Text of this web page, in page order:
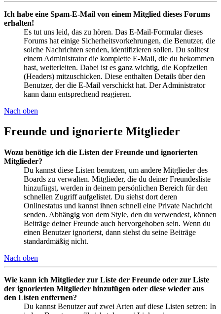
Ich habe eine Spam-E-Mail von einem Mitglied dieses Forums
erhalten!
Es tut uns leid, das zu hören. Das E-Mail-Formular dieses
Forums hat einige Sicherheitsvorkehrungen, die Benutzer, die
solche Nachrichten senden, identifizieren sollen. Du solltest
einem Administrator die komplette E-Mail, die du bekommen
hast, weiterleiten. Dabei ist es ganz wichtig, die Kopfzeilen
(Headers) mitzuschicken. Diese enthalten Details über den
Benutzer, der die E-Mail verschickt hat. Der Administrator
kann dann entsprechend reagieren.
Nach oben
Freunde und ignorierte Mitglieder
Wozu benötige ich die Listen der Freunde und ignorierten
Mitglieder?
Du kannst diese Listen benutzen, um andere Mitglieder des
Boards zu verwalten. Mitglieder, die du deiner Freundesliste
hinzufügst, werden in deinem persönlichen Bereich für den
schnellen Zugriff aufgelistet. Du siehst dort deren
Onlinestatus und kannst ihnen schnell eine Private Nachricht
senden. Abhängig von dem Style, den du verwendest, können
Beiträge deiner Freunde auch hervorgehoben sein. Wenn du
einen Benutzer ignorierst, dann siehst du seine Beiträge
standardmäßig nicht.
Nach oben
Wie kann ich Mitglieder zur Liste der Freunde oder zur Liste
der ignorierten Mitglieder hinzufügen oder diese wieder aus
den Listen entfernen?
Du kannst Benutzer auf zwei Arten auf diese Listen setzen: In